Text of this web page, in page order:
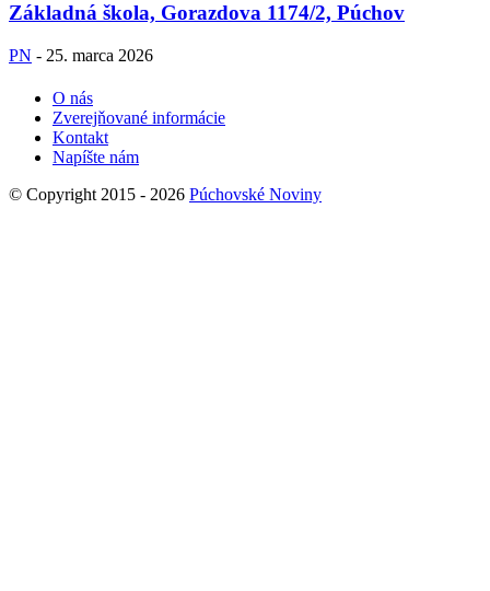
Základná škola, Gorazdova 1174/2, Púchov
PN - 25. marca 2026
O nás
Zverejňované informácie
Kontakt
Napíšte nám
© Copyright 2015 - 2026 Púchovské Noviny